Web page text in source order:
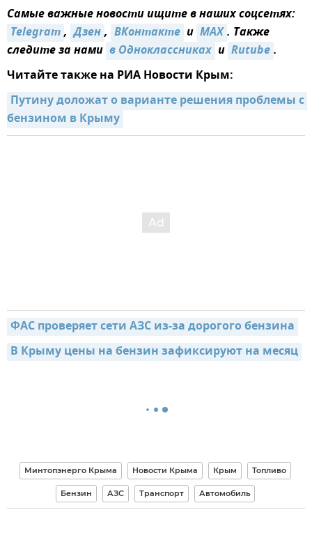
Самые важные новости ищите в наших соцсетях:
Telegram, Дзен, ВКонтакте и MAX. Также
следите за нами в Одноклассниках и Rutube.
Читайте также на РИА Новости Крым:
Путину доложат о варианте решения проблемы с
бензином в Крыму
ФАС проверяет сети АЗС из-за дорогого бензина
В Крыму цены на бензин зафиксируют на месяц
Минтопэнерго Крыма Новости Крыма Крым Топливо
Бензин АЗС Транспорт Автомобиль